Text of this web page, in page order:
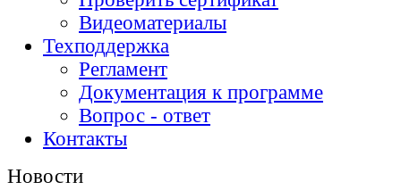
Видеоматериалы
Техподдержка
Регламент
Документация к программе
Вопрос - ответ
Контакты
Новости